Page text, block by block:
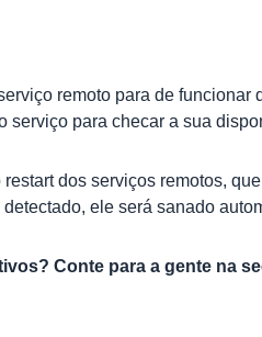
remoto para de
para checar a sua
dos serviços remotos,
ele será sanado
Conte para a gente na